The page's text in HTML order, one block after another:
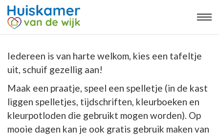
Iedereen is van harte welkom, kies een tafeltje
uit, schuif gezellig aan!
Maak een praatje, speel een spelletje (in de kast
liggen spelletjes, tijdschriften, kleurboeken en
kleurpotloden die gebruikt mogen worden). Op
mooie dagen kan je ook gratis gebruik maken van